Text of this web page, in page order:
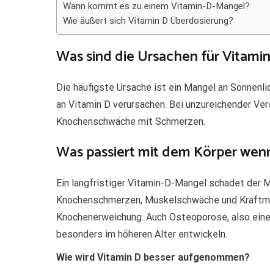
Wann kommt es zu einem Vitamin-D-Mangel?
Wie äußert sich Vitamin D Überdosierung?
Was sind die Ursachen für
Die häufigste Ursache ist ein Mangel an
an Vitamin D verursachen. Bei unzureichender
Knochenschwäche mit Schmerzen.
Was passiert mit dem Körper
Ein langfristiger Vitamin-D-Mangel schadet der
Knochenschmerzen, Muskelschwäche und
Knochenerweichung. Auch Osteoporose, also
besonders im höheren Alter entwickeln.
Wie wird Vitamin D besser aufgenommen?